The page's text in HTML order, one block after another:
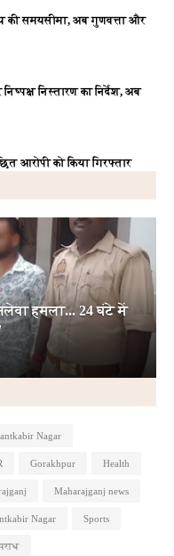
की समयसीमा, अब गुणवत्ता और
निस्तारण का निर्देश, अब
आरोपी को किया गिरफ्तार
हमला... 24 घंटे में
Nagar
Gorakhpur Health
Maharajganj news
Nagar Sports